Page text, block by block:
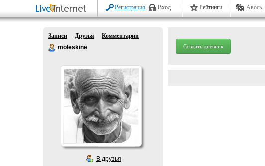
Регистрация Вход Рейтинги Авось
Записи Друзья
Комментарии
moleskine
В друзья
Создать дневник